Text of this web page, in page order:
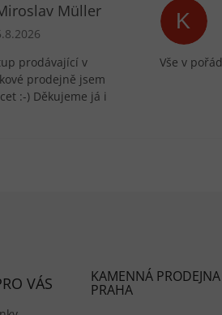
Müller
obchodu je 5 z 5 hvězdiček.
prodávající v
prodejně jsem
:-) Děkujeme já i
K
Vše v
VÁS KAMENNÁ PRODEJNA
PRAHA